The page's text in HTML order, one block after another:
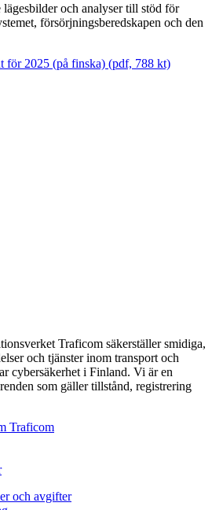
och analyser till stöd för
försörjningsberedskapen och den
för 2025 (på finska) (pdf, 788 kt)
Traficom säkerställer smidiga,
och tjänster inom transport och
cybersäkerhet i Finland. Vi är en
som gäller tillstånd, registrering
Traficom
och avgifter